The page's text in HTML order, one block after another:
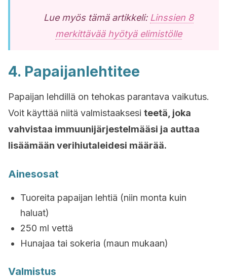
Lue myös tämä artikkeli: Linssien 8
merkittävää hyötyä elimistölle
4. Papaijanlehtitee
Papaijan lehdillä on tehokas parantava vaikutus.
Voit käyttää niitä valmistaaksesi teetä, joka
vahvistaa immuunijärjestelmääsi ja auttaa
lisäämään verihiutaleidesi määrää.
Ainesosat
Tuoreita papaijan lehtiä (niin monta kuin
haluat)
250 ml vettä
Hunajaa tai sokeria (maun mukaan)
Valmistus